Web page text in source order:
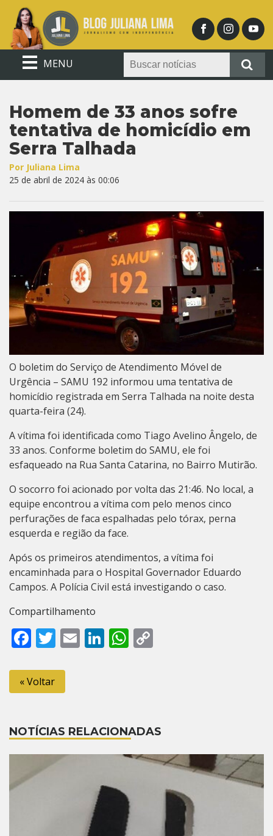
MENU
Homem de 33 anos sofre
tentativa de homicídio em
Serra Talhada
Por Juliana Lima
25 de abril de 2024 às 00:06
O boletim do Serviço de Atendimento Móvel de
Urgência – SAMU 192 informou uma tentativa de
homicídio registrada em Serra Talhada na noite desta
quarta-feira (24).
A vítima foi identificada como Tiago Avelino Ângelo, de
33 anos. Conforme boletim do SAMU, ele foi
esfaqueado na Rua Santa Catarina, no Bairro Mutirão.
O socorro foi acionado por volta das 21:46. No local, a
equipe encontrou a vítima com pelo menos cinco
perfurações de faca espalhadas pelo tórax, perna
esquerda e região da face.
Após os primeiros atendimentos, a vítima foi
encaminhada para o Hospital Governador Eduardo
Campos. A Polícia Civil está investigando o caso.
Compartilhamento
Facebook
Twitter
EmailLinkedIn
WhatsApp
« Voltar
NOTÍCIAS RELACIONADAS